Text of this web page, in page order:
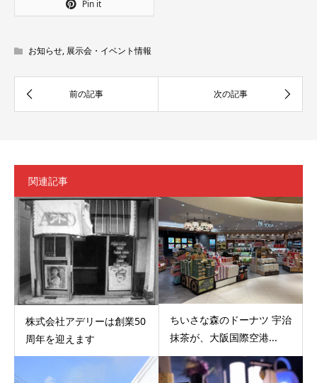
Pin it
お知らせ, 展示会・イベント情報
関連記事
株式会社アデリーは創業50
周年を迎えます
ちいさな森のドーナツ 宇治
抹茶が、大阪国際空港...